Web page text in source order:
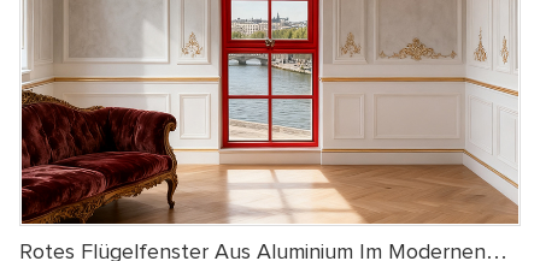
Rotes Flügelfenster Aus Aluminium Im Modernen